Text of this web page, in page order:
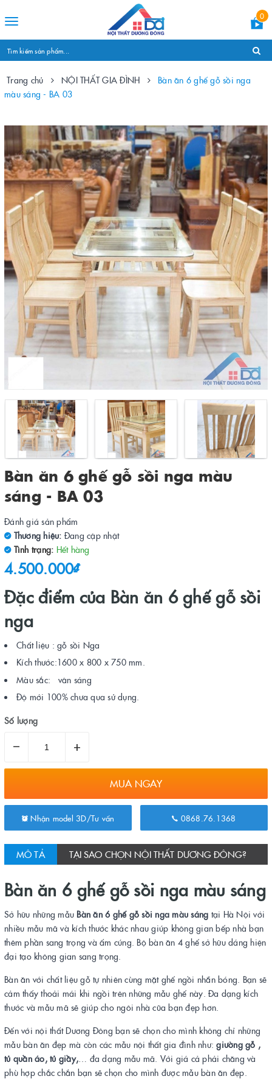
Toggle
0
Trang chủ NỘI THẤT GIA ĐÌNH
Bàn ăn 6 ghế gỗ sồi nga
màu sáng - BA 03
Bàn ăn 6 ghế gỗ sồi nga màu
sáng - BA 03
Đánh giá sản phẩm
Thương hiệu: Đang cập nhật
Tình trạng: Hết hàng
4.500.000₫
Đặc điểm của Bàn ăn 6 ghế gỗ sồi
nga
Chất liệu : gỗ sồi Nga
Kích thước:1600 x 800 x 750 mm.
Màu sắc: vân sáng
Độ mới 100% chưa qua sử dụng.
Số lượng
– +
MUA NGAY
Nhận model 3D/Tư vấn 0868.76.1368
MÔ TẢ TẠI SAO CHỌN NỘI THẤT DƯƠNG ĐÔNG?
Bàn ăn 6 ghế gỗ sồi nga màu sáng
Sở hữu những mẫu Bàn ăn 6 ghế gỗ sồi nga màu sáng tại Hà Nội với
nhiều mẫu mã và kích thước khác nhau giúp không gian bếp nhà bạn
thêm phần sang trọng và ấm cúng. Bộ bàn ăn 4 ghế sở hữu dáng hiện
đại tạo không gian sang trọng.
Bàn ăn với chất liệu gỗ tự nhiên cùng mặt ghế ngồi nhẵn bóng. Bạn sẽ
cảm thấy thoải mái khi ngồi trên những mẫu ghế này. Đa dạng kích
thước và mẫu mã sẽ giúp cho ngôi nhà cũa bạn đẹp hơn.
Đến với nội thất Dương Đông bạn sẽ chọn cho mình không chỉ những
mẫu bàn ăn đẹp mà còn các mẫu nội thất gia đình như:giường gỗ ,
tủ quần áo, tủ giầy, … đa dạng mẫu mã. Với giá cả phải chăng và
phù hợp chắc chắn bạn sẽ chọn cho mình được mẫu bàn ăn đẹp.